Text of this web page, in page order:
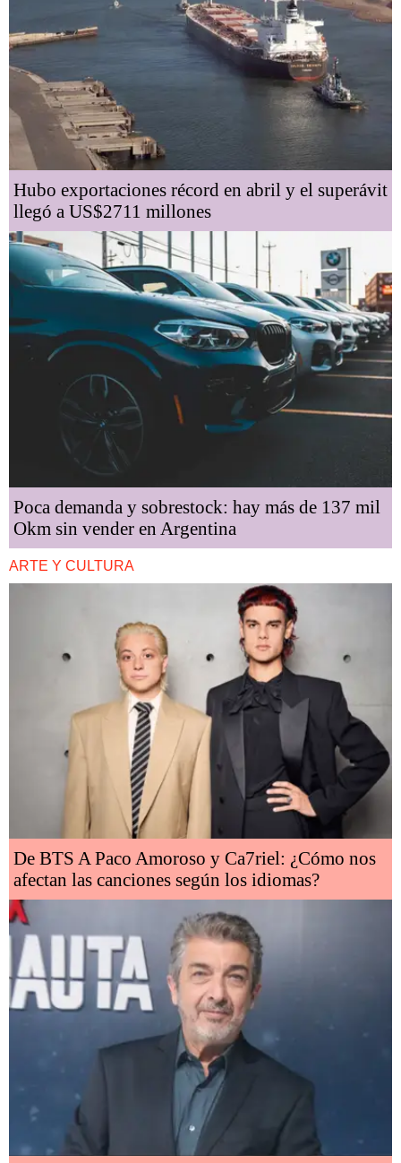
Hubo exportaciones récord en abril y el superávit
llegó a US$2711 millones
Poca demanda y sobrestock: hay más de 137 mil
Okm sin vender en Argentina
ARTE Y CULTURA
De BTS A Paco Amoroso y Ca7riel: ¿Cómo nos
afectan las canciones según los idiomas?